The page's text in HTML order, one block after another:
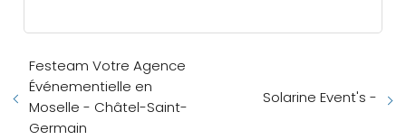
Festeam Votre Agence
Événementielle en
Moselle - Châtel-Saint-
Germain
Solarine Event's -